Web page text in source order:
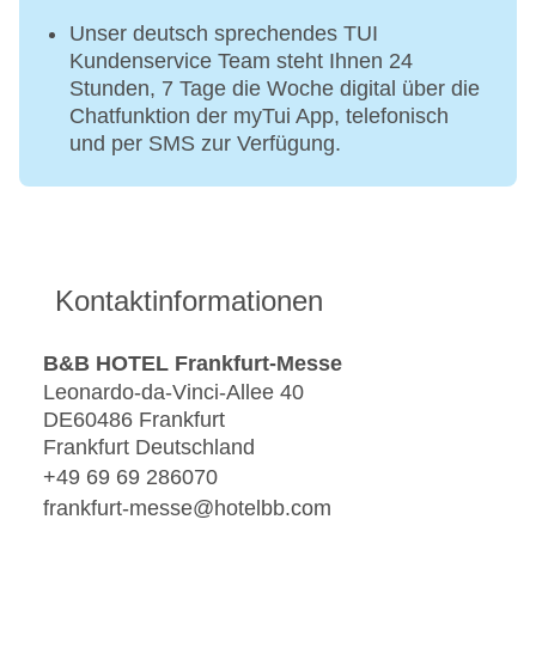
Unser deutsch sprechendes TUI
Kundenservice Team steht Ihnen 24
Stunden, 7 Tage die Woche digital über die
Chatfunktion der myTui App, telefonisch
und per SMS zur Verfügung.
Kontaktinformationen
B&B HOTEL Frankfurt-Messe
Leonardo-da-Vinci-Allee 40
DE60486 Frankfurt
Frankfurt Deutschland
+49 69 69 286070
frankfurt-messe@hotelbb.com